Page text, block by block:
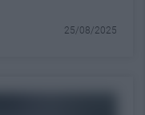
25/08/2025